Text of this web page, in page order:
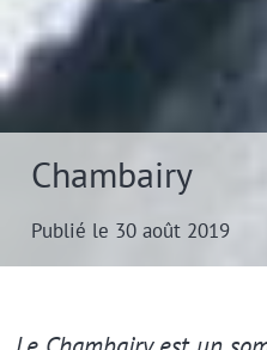
Chambairy
Publié le 30 août 2019